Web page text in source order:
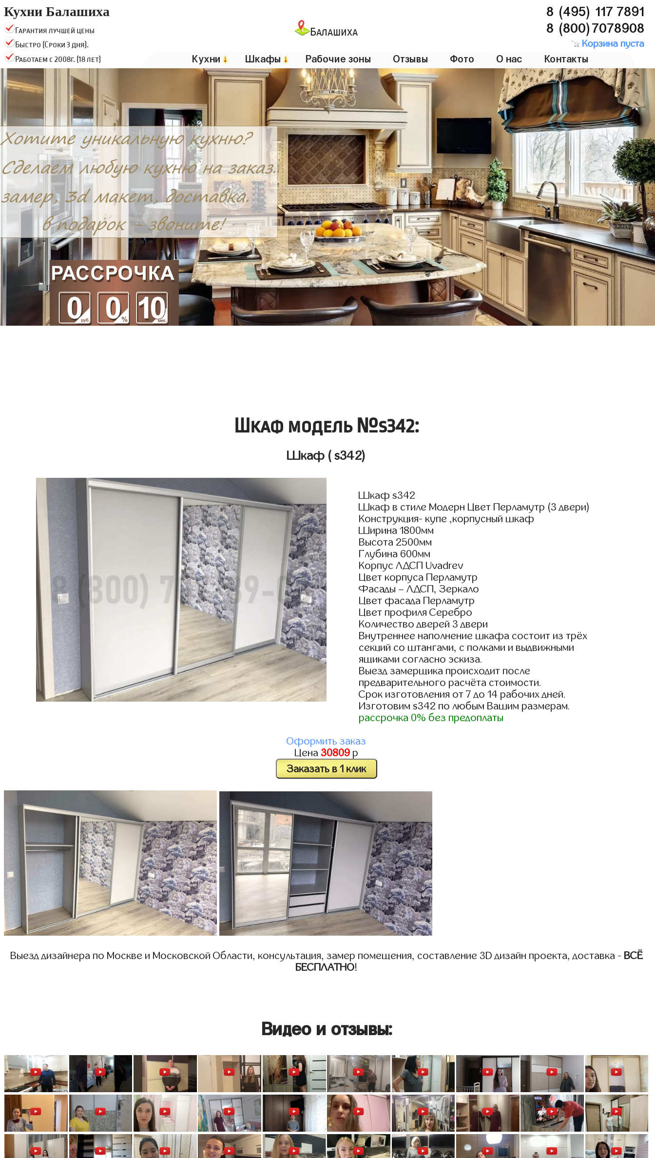
Кухни Балашиха
Гарантия лучшей цены
Быстро (Сроки 3 дня).
Работаем с 2008г. (18 лет)
Балашиха
8 (495) 117 7891
8 (800)7078908
Корзина пуста
Кухни↓ Шкафы↓ Рабочие зоны Отзывы Фото О нас Контакты
Шкаф модель №s342:
Шкаф ( s342)
Шкаф s342
Шкаф в стиле Модерн Цвет Перламутр (3 двери)
Конструкция- купе ,корпусный шкаф
Ширина 1800мм
Высота 2500мм
Глубина 600мм
Корпус ЛДСП Uvadrev
Цвет корпуса Перламутр
Фасады – ЛДСП, Зеркало
Цвет фасада Перламутр
Цвет профиля Серебро
Количество дверей 3 двери
Внутреннее наполнение шкафа состоит из трёх
секций со штангами, с полками и выдвижными
ящиками согласно эскиза.
Выезд замерщика происходит после
предварительного расчёта стоимости.
Срок изготовления от 7 до 14 рабочих дней.
Изготовим s342 по любым Вашим размерам.
рассрочка 0% без предоплаты
Оформить заказ
Цена 30809 р
Заказать в 1 клик
Выезд дизайнера по Москве и Московской Области, консультация, замер помещения, составление 3D дизайн проекта, доставка - ВСЁ
БЕСПЛАТНО!
Видео и отзывы: